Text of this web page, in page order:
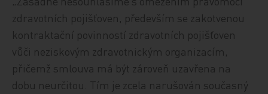
zdravotních pojišťoven, především se zakotvenou
kontraktační povinností zdravotních pojišťoven
vůči neziskovým zdravotnickým organizacím,
přičemž smlouva má být zároveň uzavřena na
dobu neurčitou. Tím je zcela narušován současný